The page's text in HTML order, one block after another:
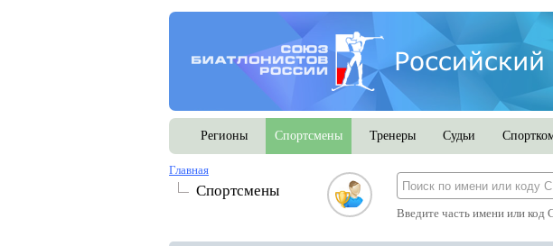
Регионы Спортсмены Тренеры Судьи
Главная
Спортсмены
Введите часть имени или код